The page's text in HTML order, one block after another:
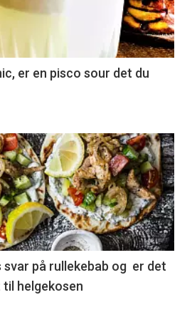
er en pisco sour det du
svar på rullekebab og er det
helgekosen